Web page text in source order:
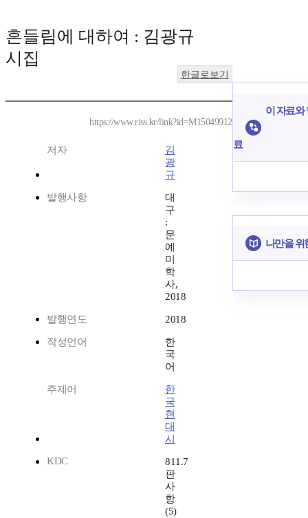
흔들림에 대하여 : 김광규
시집
한글로보기
https://www.riss.kr/link?id=M15049912
저자
김
광
규
발행사항
대
구
:
문
예
미
학
사,
2018
발행연도 2018
작성언어
한
국
어
주제어
한
국
현
대
시
KDC
811.7
판
사
항
(5)
이 자료와
료
나만을 위